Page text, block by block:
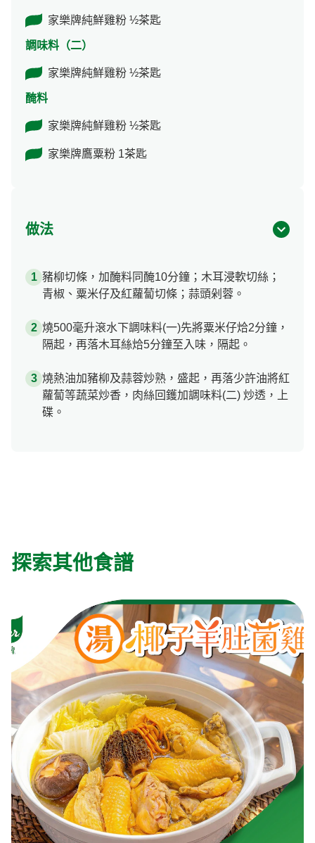
家樂牌純鮮雞粉 ½茶匙
調味料（二）
家樂牌純鮮雞粉 ½茶匙
醃料
家樂牌純鮮雞粉 ½茶匙
家樂牌鷹粟粉 1茶匙
做法
豬柳切條，加醃料同醃10分鐘；木耳浸軟切絲；
青椒、粟米仔及紅蘿蔔切條；蒜頭剁蓉。
燒500毫升滾水下調味料(一)先將粟米仔烚2分鐘，
隔起，再落木耳絲烚5分鐘至入味，隔起。
燒熱油加豬柳及蒜蓉炒熟，盛起，再落少許油將紅
蘿蔔等蔬菜炒香，肉絲回鑊加調味料(二) 炒透，上
碟。
探索其他食譜